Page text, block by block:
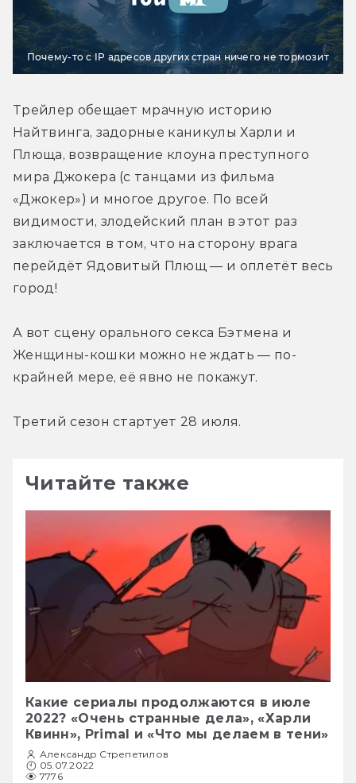
Почему-то с IP адресов других стран ничего не тормозит
Трейлер обещает мрачную историю
Найтвинга, задорные каникулы Харли и
Плюща, возвращение клоуна преступного
мира Джокера (с танцами из фильма
«Джокер») и многое другое. По всей
видимости, злодейский план в этот раз
заключается в том, что на сторону врага
перейдёт Ядовитый Плющ — и оплетёт весь
город!
А вот сцену орального секса Бэтмена и
Женщины-кошки можно не ждать — по-
крайней мере, её явно не покажут.
Третий сезон стартует 28 июля.
Читайте также
Какие сериалы продолжаются в июле
2022? «Очень странные дела», «Харли
Квинн», Primal и «Что мы делаем в тени»
Александр Стрепетилов
05.07.2022
7776